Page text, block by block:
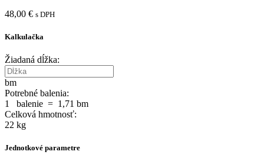
48,00 € s DPH
Kalkulačka
Žiadaná dĺžka:
bm
Potrebné balenia:
1
balenie = 1,71 bm
Celková hmotnosť:
22 kg
Jednotkové parametre